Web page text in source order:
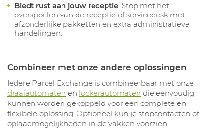
Biedt rust aan jouw receptie: Stop met het
overspoelen van de receptie of servicedesk met
afzonderlijke pakketten en extra administratieve
handelingen.
Combineer met onze andere oplossingen
Iedere Parcel Exchange is combineerbaar met onze
draaiautomaten en lockerautomaten die eenvoudig
kunnen worden gekoppeld voor een complete en
flexibele oplossing. Optioneel kun je stopcontacten of
oplaadmogelijkheden in de vakken voorzien.